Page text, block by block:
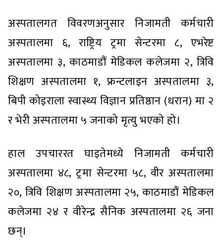
अस्पतालगत विवरणअनुसार निजामती कर्मचारी
अस्पतालमा ६, राष्ट्रिय ट्रमा सेन्टरमा ८, एभरेष्ट
अस्पतालमा ३, काठमाडौं मेडिकल कलेजमा २, त्रिवि
शिक्षण अस्पतालमा १, फ्रन्टलाइन अस्पतालमा ३,
बिपी कोइराला स्वास्थ्य विज्ञान प्रतिष्ठान (धरान) मा २
र भेरी अस्पतालमा ५ जनाको मृत्यु भएको हो।
हाल उपचाररत घाइतेमध्ये निजामती कर्मचारी
अस्पतालमा ४८, ट्रमा सेन्टरमा ५८, वीर अस्पतालमा
२०, त्रिवि शिक्षण अस्पतालमा २५, काठमाडौं मेडिकल
कलेजमा २४ र वीरेन्द्र सैनिक अस्पतालमा २६ जना
छन्।